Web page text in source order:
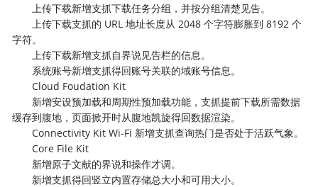
上传下载新增支抓下载任务分组，并按分组清楚见告。
上传下载支抓的 URL 地址长度从 2048 个字符膨胀到 8192 个
字符。
上传下载新增支抓自界说见告栏的信息。
系统账号新增支抓得回账号关联的域账号信息。
Cloud Foudation Kit
新增安设预加载和周期性预加载功能，支抓提前下载所需数据
缓存到腹地，页面掀开时从腹地凯旋得回数据渲染。
Connectivity Kit Wi-Fi 新增支抓查询热门是否处于活跃气象。
Core File Kit
新增原子文献的界说和操作才调。
新增支抓得回竖立内置存储总大小和可用大小。